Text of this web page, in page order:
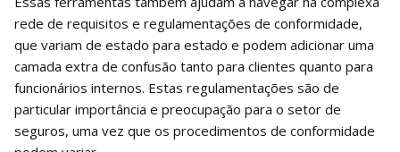
rede de requisitos e regulamentações de conformidade,
que variam de estado para estado e podem adicionar uma
camada extra de confusão tanto para clientes quanto para
funcionários internos. Estas regulamentações são de
particular importância e preocupação para o setor de
seguros, uma vez que os procedimentos de conformidade